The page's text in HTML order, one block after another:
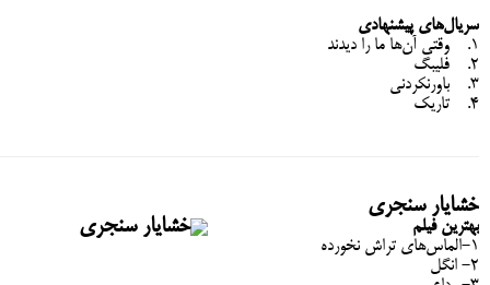
سریال‌های پیشنهادی
1. وقتی آن‌ها ما را دیدند
2. فلیبگ
3. باورنکردنی
4. تاریک
خشایار سنجری
بهترین فیلم
۱-الماس‌های تراش نخورده
۲- انگل